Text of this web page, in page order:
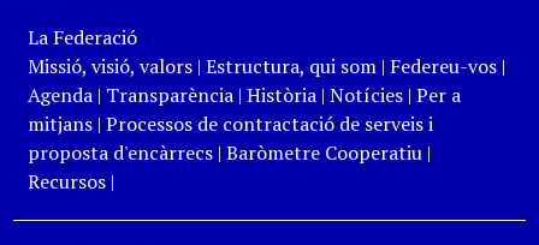
La Federació
Missió, visió, valors| Estructura, qui som| Federeu-vos|
Agenda | Transparència| Història| Notícies | Per a
mitjans| Processos de contractació de serveis i
proposta d'encàrrecs| Baròmetre Cooperatiu|
Recursos|